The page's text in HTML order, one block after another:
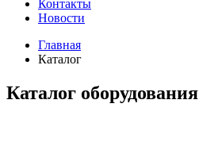
Контакты
Новости
Главная
Каталог
Каталог оборудования